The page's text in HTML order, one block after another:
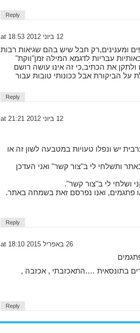
Reply
12 ביוני 2012 at 18:53
ומענינים,רק חבל שיש בהם שגיאות רבות
עבריות לדגמא המילה זמן"ווקת"
את הכתיב,כי זה אינו עושה רושם
על הביקורת אבל ככונותי טובות עבור
Reply
12 ביוני 2012 at 21:21
יש ונפלו טעויות במטבעה לשון זה או
ותשלחי לי ב"צור קשר" ואני העדכן
ושלחי לי ב"צור קשר".
פתגמים, ואנו נפרסם זאת בשמחה באתר.
Reply
26 באפריל 2015 at 18:10
בתונסאית ….התאכזבתי , אכזבה ,
Reply